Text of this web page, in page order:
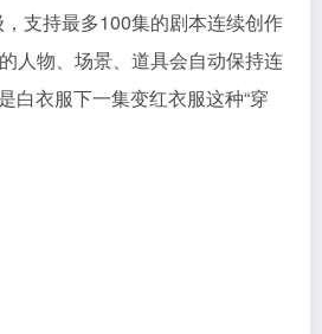
支持最多100集的剧本连续创作
人物、场景、道具会自动保持连
白衣服下一集变红衣服这种“穿